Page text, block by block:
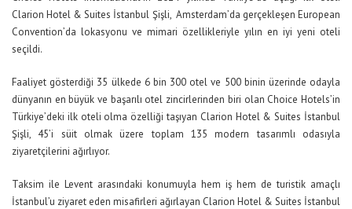
Clarion Hotel & Suites İstanbul Şişli, Amsterdam’da gerçekleşen European
Convention’da lokasyonu ve mimari özellikleriyle yılın en iyi yeni oteli
seçildi.
Faaliyet gösterdiği 35 ülkede 6 bin 300 otel ve 500 binin üzerinde odayla
dünyanın en büyük ve başarılı otel zincirlerinden biri olan Choice Hotels’in
Türkiye’deki ilk oteli olma özelliği taşıyan Clarion Hotel & Suites İstanbul
Şişli, 45’i süit olmak üzere toplam 135 modern tasarımlı odasıyla
ziyaretçilerini ağırlıyor.
Taksim ile Levent arasındaki konumuyla hem iş hem de turistik amaçlı
İstanbul’u ziyaret eden misafirleri ağırlayan Clarion Hotel & Suites İstanbul